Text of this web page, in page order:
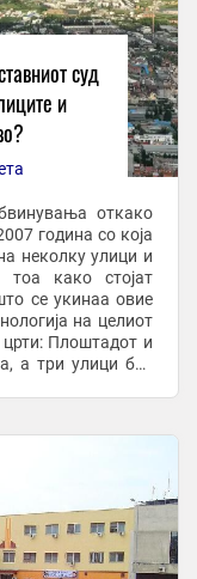
суд
и
откако
година со која
неколку улици и
како стојат
се укинаа овие
на целиот
црти: Плоштадот и
а три улици беа